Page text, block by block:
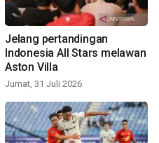
Jelang pertandingan
Indonesia All Stars melawan
Aston Villa
Jumat, 31 Juli 2026